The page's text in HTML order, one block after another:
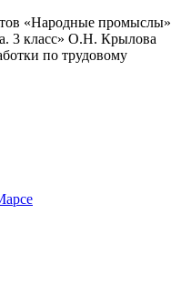
«Народные промыслы»
3 класс» О.Н. Крылова
по трудовому